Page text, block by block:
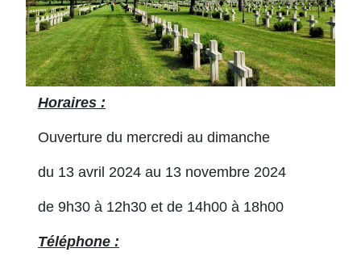
Horaires :
Ouverture du mercredi au dimanche
du 13 avril 2024 au 13 novembre 2024
de 9h30 à 12h30 et de 14h00 à 18h00
Téléphone :